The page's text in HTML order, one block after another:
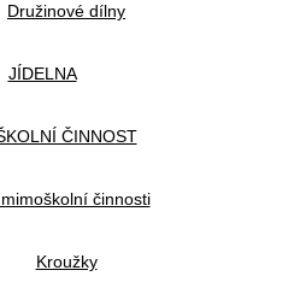
Družinové dílny
JÍDELNA
ČINNOST
činnosti
Kroužky